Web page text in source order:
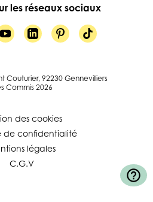
les réseaux sociaux
Couturier, 92230 Gennevilliers
Commis 2026
des cookies
de confidentialité
légales
C.G.V
help_outline